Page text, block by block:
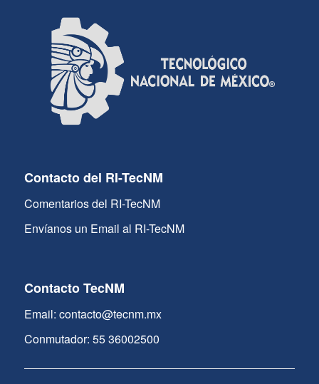
Contacto del RI-TecNM
Comentarios del RI-TecNM
Envíanos un Email al RI-TecNM
Contacto TecNM
Email: contacto@tecnm.mx
Conmutador: 55 36002500